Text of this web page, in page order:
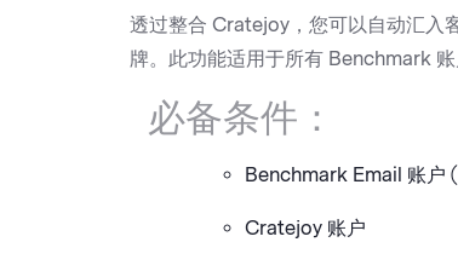
透过整合 Cratejoy，您可以自动汇入
牌。此功能适用于所有 Benchmark 账
必备条件：
Benchmark Email 账户 (
Cratejoy 账户